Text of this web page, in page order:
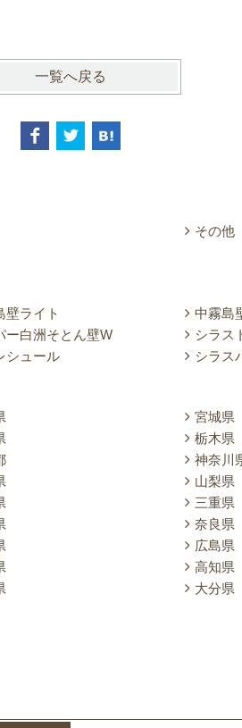
一覧へ戻る
その他
壁ライト 中霧島
ー白洲そとん壁W シラス
シュール シラス
宮城県
栃木県
神奈川
山梨県
三重県
奈良県
広島県
高知県
大分県